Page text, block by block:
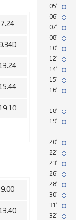
7.24
13.24
15.44
19.10
9.00
13.40
05'
06'
07'
08'
10'
12'
14'
15'
16'
18'
19'
20'
22'
23'
26'
28'
30'
31'
32'